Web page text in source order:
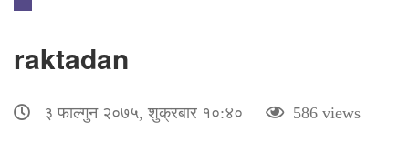
raktadan
३ फाल्गुन २०७५, शुक्रबार १०:४० 586 views